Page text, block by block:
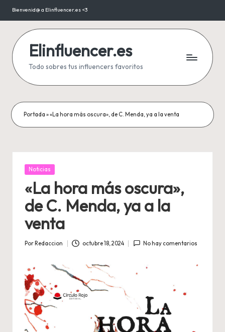
Saltar
contenido
Bienvenid@ a Elinfluencer.es <3
Elinfluencer.es
Todo sobres tus influencers favoritos
Portada »«La hora más oscura», de C. Menda, ya a la venta
Publicada
Noticias
«La hora más oscura»,
de C. Menda, ya a la
venta
Por Redaccion octubre 18, 2024 No hay comentarios